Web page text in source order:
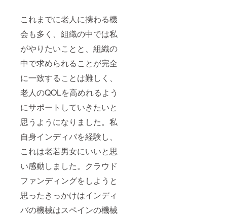
これまでに老人に携わる機
会も多く、組織の中では私
がやりたいことと、組織の
中で求められることが完全
に一致することは難しく、
老人のQOLを高めれるよう
にサポートしていきたいと
思うようになりました。私
自身インディバを経験し、
これは老若男女にいいと思
い感動しました。クラウド
ファンディングをしようと
思ったきっかけはインディ
バの機械はスペインの機械